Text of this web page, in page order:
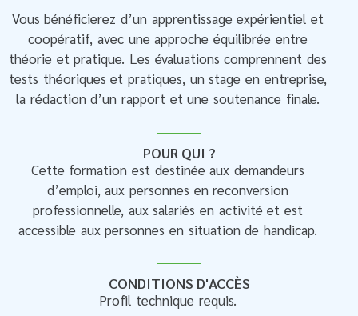
Vous bénéficierez d’un apprentissage expérientiel et
coopératif, avec une approche équilibrée entre
théorie et pratique. Les évaluations comprennent des
tests théoriques et pratiques, un stage en entreprise,
la rédaction d’un rapport et une soutenance finale.
POUR QUI ?
Cette formation est destinée aux demandeurs
d’emploi, aux personnes en reconversion
professionnelle, aux salariés en activité et est
accessible aux personnes en situation de handicap.
CONDITIONS D'ACCÈS
Profil technique requis.